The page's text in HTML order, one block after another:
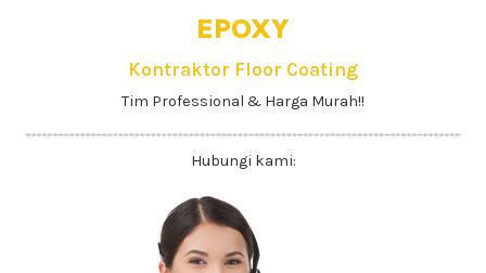
EPOXY
Kontraktor Floor Coating
Tim Professional & Harga Murah!!
Hubungi kami: